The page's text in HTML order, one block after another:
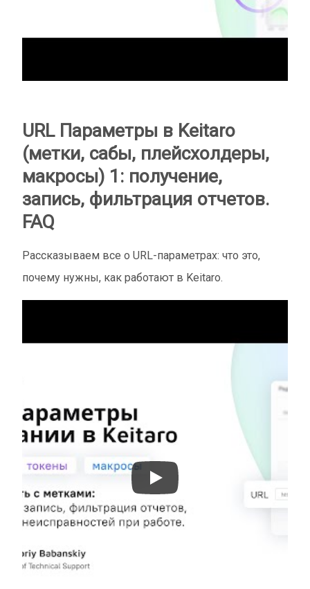
URL Параметры в Keitaro
(метки, сабы, плейсхолдеры,
макросы) 1: получение,
запись, фильтрация отчетов.
FAQ
Рассказываем все о URL-параметрах: что это,
почему нужны, как работают в Keitaro.